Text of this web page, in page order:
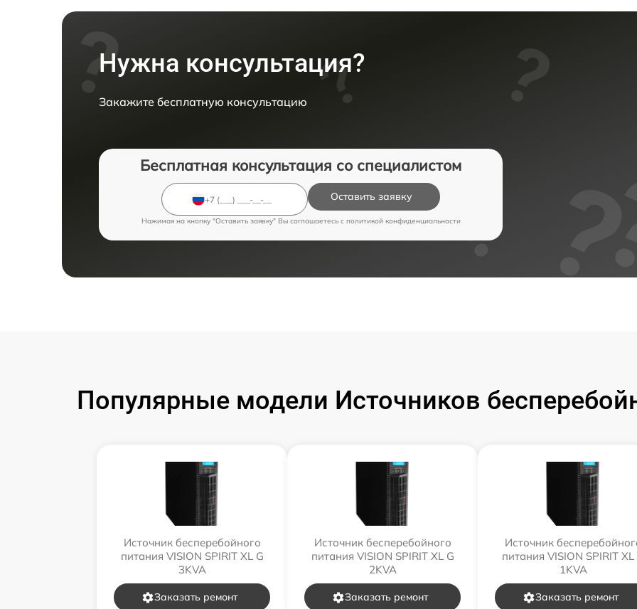
Нужна консультация?
Закажите бесплатную консультацию
Бесплатная консультация со специалистом
Оставить заявку
Нажимая на кнопку "Оставить заявку" Вы соглашаетесь c политикой конфиденциальности
Популярные модели Источников
Источник бесперебойного
питания VISION SPIRIT XL G
3KVA
Заказать ремонт
Источник бесперебойного
питания VISION SPIRIT XL G
2KVA
Заказать ремонт
Источник
питания VISION SPIRIT XL
1KVA
Заказать ремонт